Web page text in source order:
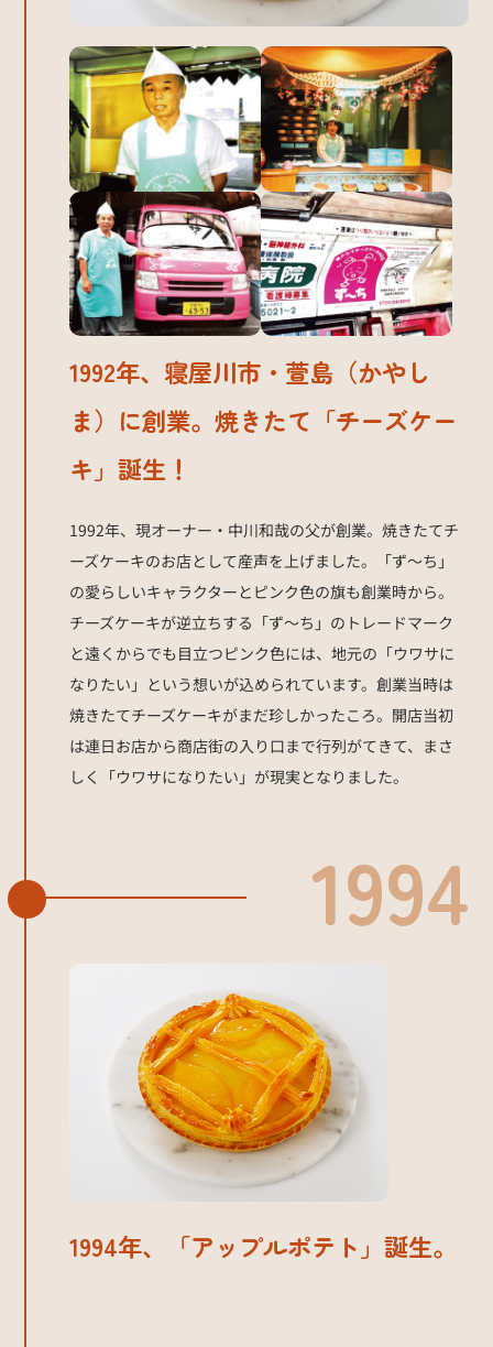
1992年、寝屋川市・萱島（かやし
ま）に創業。焼きたて「チーズケー
キ」誕生！
1992年、現オーナー・中川和哉の父が創業。焼きたてチ
ーズケーキのお店として産声を上げました。「ず〜ち」
の愛らしいキャラクターとピンク色の旗も創業時から。
チーズケーキが逆立ちする「ず〜ち」のトレードマーク
と遠くからでも目立つピンク色には、地元の「ウワサに
なりたい」という想いが込められています。創業当時は
焼きたてチーズケーキがまだ珍しかったころ。開店当初
は連日お店から商店街の入り口まで行列がてきて、まさ
しく「ウワサになりたい」が現実となりました。
1994
1994年、「アップルポテト」誕生。